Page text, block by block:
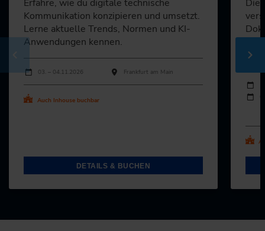
Erfahre, wie du digitale technische
Kommunikation konzipieren und umsetzt.
Lerne aktuelle Trends, Normen und KI-
Anwendungen kennen.
Durchführungen
Veranstaltungsdatum Veranstaltungsort
03. – 04.11.2026 Frankfurt am Main
Auch Inhouse buchbar
DETAILS & BUCHEN